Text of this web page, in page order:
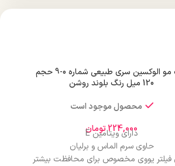
رنگ مو الوکسین سری طبیعی شماره 0-9 حجم
120 میل رنگ بلوند روشن
محصول موجود است
224,000تومان
دارای ویتامین E
حاوی سرم الماس و برلیان
فیلتر یووی مخصوص برای محافظت بیشتر